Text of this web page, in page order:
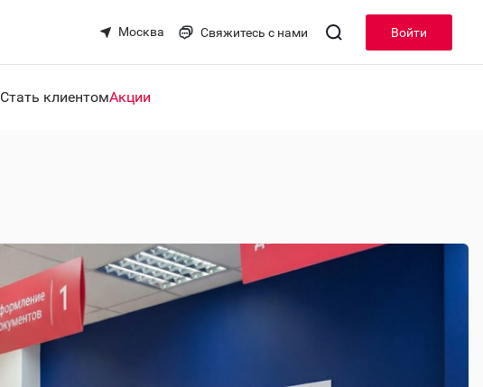
Москва Свяжитесь с нами Войти
Стать клиентомАкции